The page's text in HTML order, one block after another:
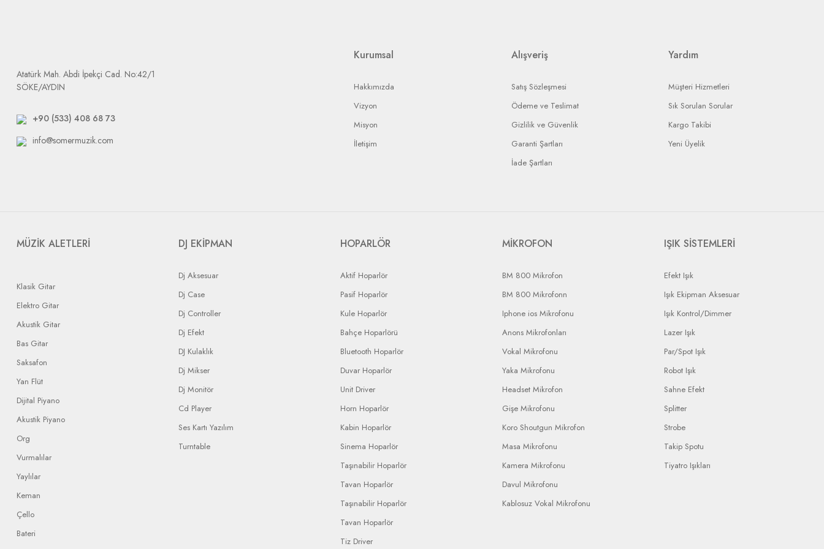
Dikkat etmeniz gerek durum: tarafımıza yapılacak bütün gönderilerin anlaşmalı olduğumuz kargo firmaları ile yapılması gerekir.
Atatürk Mah. Abdi İpekçi Cad. No:42/1
SÖKE/AYDIN
+90 (533) 408 68 73
info@somermuzik.com
Kurumsal
Hakkımızda
Vizyon
Misyon
İletişim
Alışveriş
Satış Sözleşmesi
Ödeme ve Teslimat
Gizlilik ve Güvenlik
Garanti Şartları
İade Şartları
Yardım
Müşteri Hizmetleri
Sık Sorulan Sorular
Kargo Takibi
Yeni Üyelik
MÜZİK ALETLERİ
Klasik Gitar
Elektro Gitar
Akustik Gitar
Bas Gitar
Saksafon
Yan Flüt
Dijital Piyano
Akustik Piyano
Org
Vurmalılar
Yaylılar
Keman
Çello
Bateri
DJ EKİPMAN
Dj Aksesuar
Dj Case
Dj Controller
Dj Efekt
DJ Kulaklık
Dj Mikser
Dj Monitör
Cd Player
Ses Kartı Yazılım
Turntable
HOPARLÖR
Aktif Hoparlör
Pasif Hoparlör
Kule Hoparlör
Bahçe Hoparlörü
Bluetooth Hoparlör
Duvar Hoparlör
Unit Driver
Horn Hoparlör
Kabin Hoparlör
Sinema Hoparlör
Taşınabilir Hoparlör
Tavan Hoparlör
Taşınabilir Hoparlör
Tavan Hoparlör
Tiz Driver
MİKROFON
BM 800 Mikrofon
BM 800 Mikrofonn
Iphone ios Mikrofonu
Anons Mikrofonları
Vokal Mikrofonu
Yaka Mikrofonu
Headset Mikrofon
Gişe Mikrofonu
Koro Shoutgun Mikrofon
Masa Mikrofonu
Kamera Mikrofonu
Davul Mikrofonu
Kablosuz Vokal Mikrofonu
IŞIK SİSTEMLERİ
Efekt Işık
Işık Ekipman Aksesuar
Işık Kontrol/Dimmer
Lazer Işık
Par/Spot Işık
Robot Işık
Sahne Efekt
Splitter
Strobe
Takip Spotu
Tiyatro Işıkları